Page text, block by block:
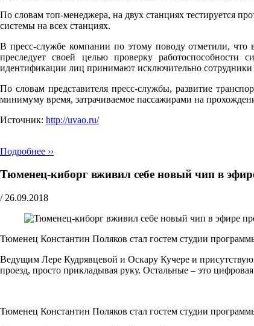
По словам топ-менеджера, на двух станциях тестируется
системы на всех станциях.
В пресс-службе компании по этому поводу отметили,
преследует своей целью проверку
идентификации лиц принимают исключительно
По словам представителя пресс-службы, развитие
минимуму время, затрачиваемое пассажирами на
Источник: http://uvao.ru/
Подробнее ››
Тюменец-киборг вживил себе новый чип в
/ 26.09.2018
Тюменец Константин Поляков стал гостем студии
Ведущим Лере Кудрявцевой и Оскару Кучере и
проезд, просто прикладывая руку. Остальные – это
Тюменец Константин Поляков стал гостем студии